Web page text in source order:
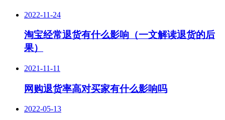
2022-11-24
淘宝经常退货有什么影响（一文解读退货的后
果）
2021-11-11
网购退货率高对买家有什么影响吗
2022-05-13